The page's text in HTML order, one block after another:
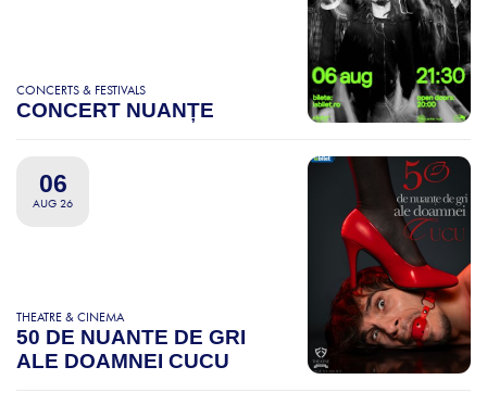
CONCERTS & FESTIVALS
CONCERT NUANȚE
06
AUG 26
THEATRE & CINEMA
50 DE NUANTE DE GRI
ALE DOAMNEI CUCU